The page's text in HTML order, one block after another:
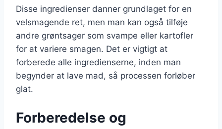
Disse ingredienser danner grundlaget for en
velsmagende ret, men man kan også tilføje
andre grøntsager som svampe eller kartofler
for at variere smagen. Det er vigtigt at
forberede alle ingredienserne, inden man
begynder at lave mad, så processen forløber
glat.
Forberedelse og